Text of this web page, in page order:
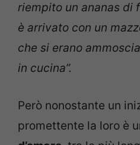
riempito un ananas di
è arrivato con un
che si erano
in cucina”.
Però nonostante un
promettente la loro è